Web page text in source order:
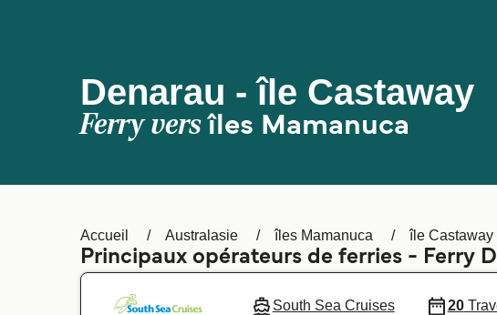
Denarau - île Castaway
Ferry versîles Mamanuca
Accueil Australasie îles Mamanuca île Castaway
Principaux opérateurs de ferries - Ferry
South Sea Cruises 20